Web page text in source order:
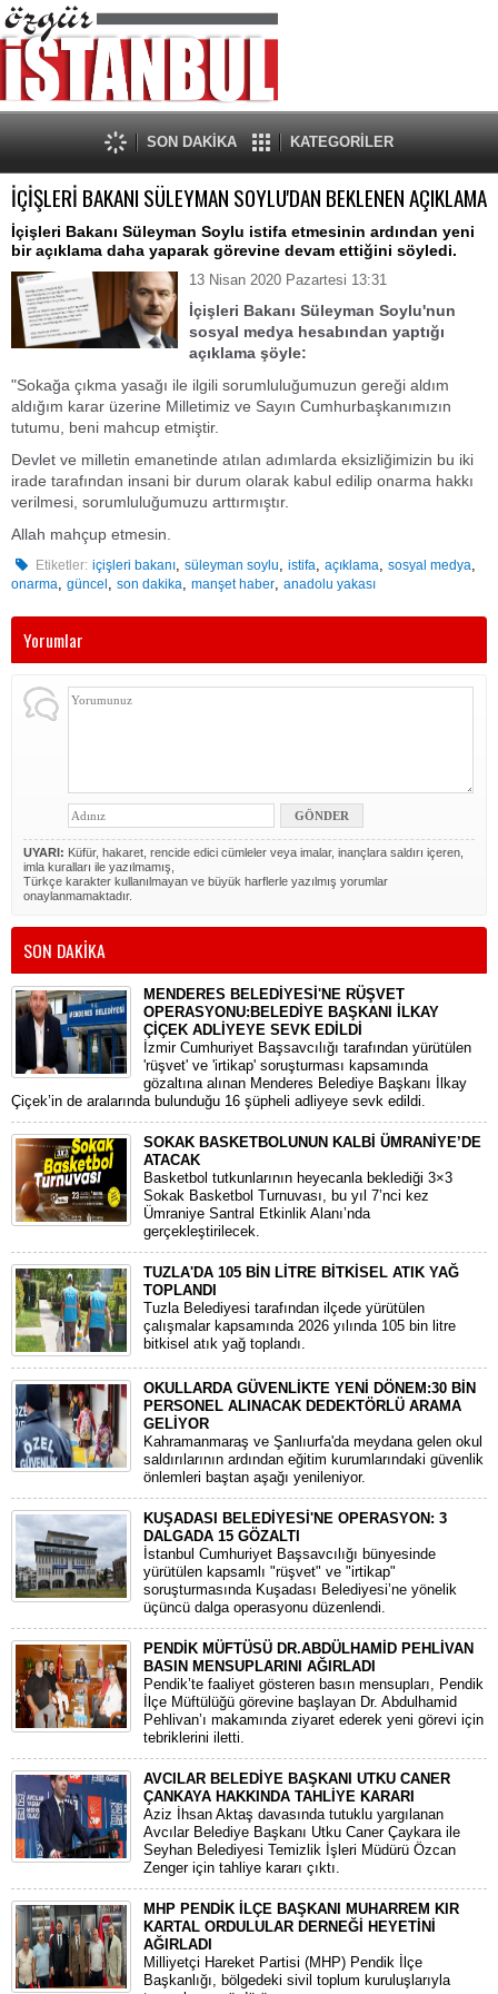
SON DAKİKA KATEGORİLER
İÇİŞLERİ BAKANI SÜLEYMAN SOYLU'DAN BEKLENEN AÇIKLAMA
İçişleri Bakanı Süleyman Soylu istifa etmesinin ardından yeni
bir açıklama daha yaparak görevine devam ettiğini söyledi.
13 Nisan 2020 Pazartesi 13:31
İçişleri Bakanı Süleyman Soylu'nun
sosyal medya hesabından yaptığı
açıklama şöyle:
"Sokağa çıkma yasağı ile ilgili sorumluluğumuzun gereği aldım
aldığım karar üzerine Milletimiz ve Sayın Cumhurbaşkanımızın
tutumu, beni mahcup etmiştir.
Devlet ve milletin emanetinde atılan adımlarda eksizliğimizin bu iki
irade tarafından insani bir durum olarak kabul edilip onarma hakkı
verilmesi, sorumluluğumuzu arttırmıştır.
Allah mahçup etmesin.
Etiketler: içişleri bakanı,süleyman soylu,istifa,açıklama,sosyal medya,
onarma, güncel , son dakika, manşet haber, anadolu yakası
Yorumlar
UYARI: Küfür, hakaret, rencide edici cümleler veya imalar, inançlara saldırı içeren,
imla kuralları ile yazılmamış,
Türkçe karakter kullanılmayan ve büyük harflerle yazılmış yorumlar
onaylanmamaktadır.
SON DAKİKA
MENDERES BELEDİYESİ'NE RÜŞVET
OPERASYONU:BELEDİYE BAŞKANI İLKAY
ÇİÇEK ADLİYEYE SEVK EDİLDİ
​İzmir Cumhuriyet Başsavcılığı tarafından yürütülen
'rüşvet' ve 'irtikap' soruşturması kapsamında
gözaltına alınan Menderes Belediye Başkanı İlkay
Çiçek’in de aralarında bulunduğu 16 şüpheli adliyeye sevk edildi.
SOKAK BASKETBOLUNUN KALBİ ÜMRANİYE’DE
ATACAK
Basketbol tutkunlarının heyecanla beklediği 3×3
Sokak Basketbol Turnuvası, bu yıl 7’nci kez
Ümraniye Santral Etkinlik Alanı’nda
gerçekleştirilecek.
TUZLA'DA 105 BİN LİTRE BİTKİSEL ATIK YAĞ
TOPLANDI
Tuzla Belediyesi tarafından ilçede yürütülen
çalışmalar kapsamında 2026 yılında 105 bin litre
bitkisel atık yağ toplandı.
OKULLARDA GÜVENLİKTE YENİ DÖNEM:30 BİN
PERSONEL ALINACAK DEDEKTÖRLÜ ARAMA
GELİYOR
​Kahramanmaraş ve Şanlıurfa'da meydana gelen okul
saldırılarının ardından eğitim kurumlarındaki güvenlik
önlemleri baştan aşağı yenileniyor.
KUŞADASI BELEDİYESİ'NE OPERASYON: 3
DALGADA 15 GÖZALTI
​İstanbul Cumhuriyet Başsavcılığı bünyesinde
yürütülen kapsamlı "rüşvet" ve "irtikap"
soruşturmasında Kuşadası Belediyesi’ne yönelik
üçüncü dalga operasyonu düzenlendi.
PENDİK MÜFTÜSÜ DR.ABDÜLHAMİD PEHLİVAN
BASIN MENSUPLARINI AĞIRLADI
​Pendik’te faaliyet gösteren basın mensupları, Pendik
İlçe Müftülüğü görevine başlayan Dr. Abdulhamid
Pehlivan’ı makamında ziyaret ederek yeni görevi için
tebriklerini iletti.
AVCILAR BELEDİYE BAŞKANI UTKU CANER
ÇANKAYA HAKKINDA TAHLİYE KARARI
​Aziz İhsan Aktaş davasında tutuklu yargılanan
Avcılar Belediye Başkanı Utku Caner Çaykara ile
Seyhan Belediyesi Temizlik İşleri Müdürü Özcan
Zenger için tahliye kararı çıktı.
MHP PENDİK İLÇE BAŞKANI MUHARREM KIR
KARTAL ORDULULAR DERNEĞİ HEYETİNİ
AĞIRLADI
​Milliyetçi Hareket Partisi (MHP) Pendik İlçe
Başkanlığı, bölgedeki sivil toplum kuruluşlarıyla